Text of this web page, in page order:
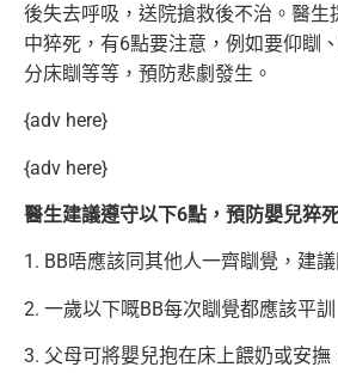
後失去呼吸，送院搶救後不治。醫生
中猝死，有6點要注意，例如要仰瞓
分床瞓等等，預防悲劇發生。
{adv here}
{adv here}
醫生建議遵守以下6點，預防嬰兒猝死
1. BB唔應該同其他人一齊瞓覺，建
2. 一歲以下嘅BB每次瞓覺都應該平
3. 父母可將嬰兒抱在床上餵奶或安